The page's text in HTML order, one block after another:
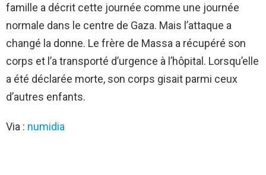
famille a décrit cette journée comme une journée
normale dans le centre de Gaza. Mais l’attaque a
changé la donne. Le frère de Massa a récupéré son
corps et l’a transporté d’urgence à l’hôpital. Lorsqu’elle
a été déclarée morte, son corps gisait parmi ceux
d’autres enfants.
Via : numidia